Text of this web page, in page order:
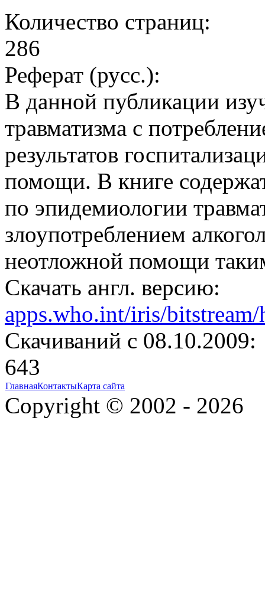
Количество страниц:
286
Реферат (русс.):
В данной публикации
травматизма с
результатов
помощи. В книге
по эпидемиологии
злоупотреблением
неотложной помощи
Скачать англ. версию:
apps.who.int/iris/
Cкачиваний с 08.10.2009:
643
ГлавнаяКонтактыКарта сайта
Copyright © 2002 - 2026